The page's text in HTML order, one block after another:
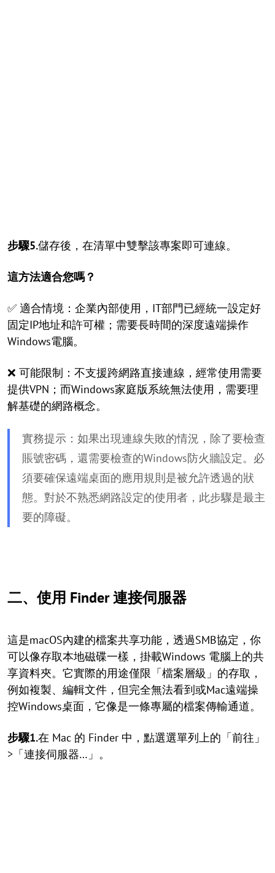
步驟5.儲存後，在清單中雙擊該專案即可連線。
這方法適合您嗎？
✅ 適合情境：企業內部使用，IT部門已經統一設定好
固定IP地址和許可權；需要長時間的深度遠端操作
Windows電腦。
❌ 可能限制：不支援跨網路直接連線，經常使用需要
提供VPN；而Windows家庭版系統無法使用，需要理
解基礎的網路概念。
實務提示：如果出現連線失敗的情況，除了要檢查
賬號密碼，還需要檢查的Windows防火牆設定。必
須要確保遠端桌面的應用規則是被允許透過的狀
態。對於不熟悉網路設定的使用者，此步驟是最主
要的障礙。
二、使用 Finder 連接伺服器
這是macOS內建的檔案共享功能，透過SMB協定，你
可以像存取本地磁碟一樣，掛載Windows 電腦上的共
享資料夾。它實際的用途僅限「檔案層級」的存取，
例如複製、編輯文件，但完全無法看到或Mac遠端操
控Windows桌面，它像是一條專屬的檔案傳輸通道。
步驟1.在 Mac 的 Finder 中，點選選單列上的「前往」
>「連接伺服器…」。